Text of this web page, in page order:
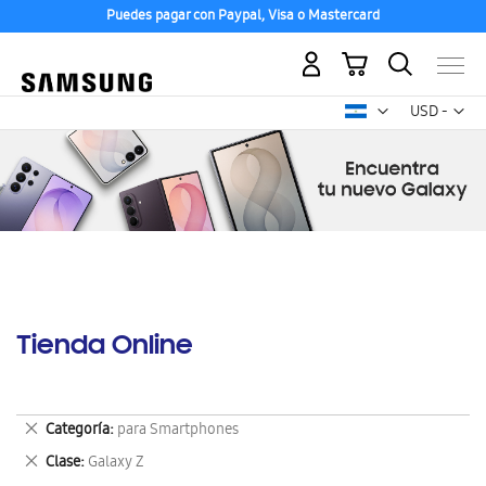
Puedes pagar con Paypal, Visa o Mastercard
USD -
dólar
Mi carrito
Tienda Online
Categoría para Smartphones
Eliminar
este
artículo
Clase Galaxy Z
Eliminar